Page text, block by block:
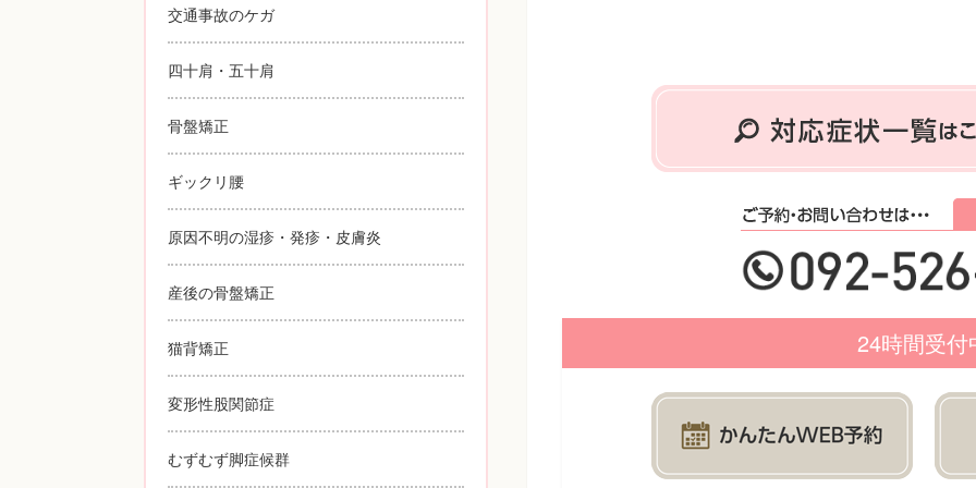
24時間受付
交通事故のケガ
四十肩・五十肩
骨盤矯正
ギックリ腰
原因不明の湿疹・発疹・皮膚炎
産後の骨盤矯正
猫背矯正
変形性股関節症
むずむず脚症候群